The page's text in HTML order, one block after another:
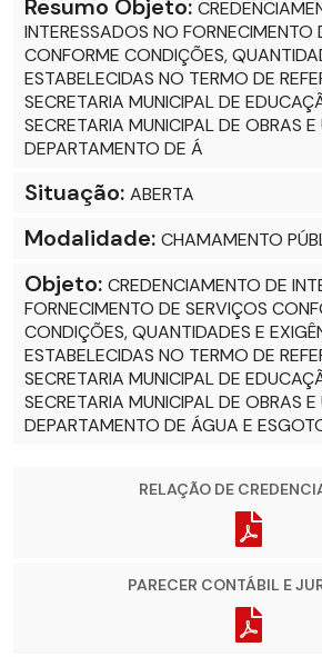
Resumo Objeto:
INTERESSADOS NO FORNECIMENTO
CONFORME CONDIÇÕES,
ESTABELECIDAS NO TERMO DE
SECRETARIA MUNICIPAL DE
SECRETARIA MUNICIPAL DE OBRAS
DEPARTAMENTO DE Á
Situação: ABERTA
Modalidade: CHAMAMENTO
Objeto: CREDENCIAMENTO DE
FORNECIMENTO DE SERVIÇOS
CONDIÇÕES, QUANTIDADES E
ESTABELECIDAS NO TERMO DE
SECRETARIA MUNICIPAL DE
SECRETARIA MUNICIPAL DE OBRAS
DEPARTAMENTO DE ÁGUA E
RELAÇÃO DE
PARECER CONTÁBIL E